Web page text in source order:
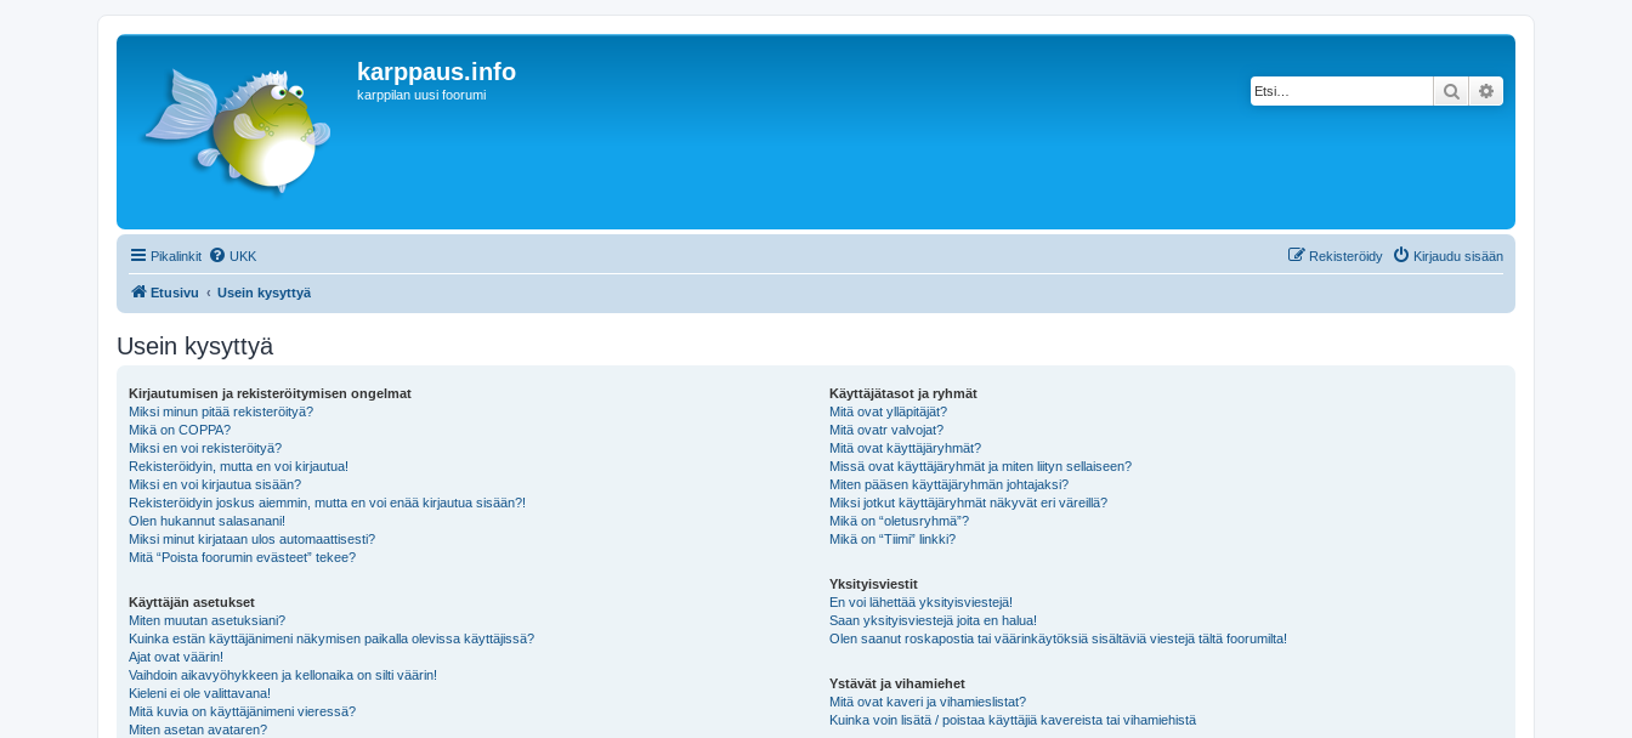
karppaus.info
karppilan uusi foorumi Etsi
Pikalinkit UKK Kirjaudu sisään
Rekisteröidy
Etusivu Usein kysyttyä
Usein kysyttyä
Kirjautumisen ja rekisteröitymisen ongelmat
Miksi minun pitää rekisteröityä?
Mikä on COPPA?
Miksi en voi rekisteröityä?
Rekisteröidyin, mutta en voi kirjautua!
Miksi en voi kirjautua sisään?
Rekisteröidyin joskus aiemmin, mutta en voi enää kirjautua sisään?!
Olen hukannut salasanani!
Miksi minut kirjataan ulos automaattisesti?
Mitä “Poista foorumin evästeet” tekee?
Käyttäjän asetukset
Miten muutan asetuksiani?
Kuinka estän käyttäjänimeni näkymisen paikalla olevissa käyttäjissä?
Ajat ovat väärin!
Vaihdoin aikavyöhykkeen ja kellonaika on silti väärin!
Kieleni ei ole valittavana!
Mitä kuvia on käyttäjänimeni vieressä?
Miten asetan avataren?
Käyttäjätasot ja ryhmät
Mitä ovat ylläpitäjät?
Mitä ovatr valvojat?
Mitä ovat käyttäjäryhmät?
Missä ovat käyttäjäryhmät ja miten liityn sellaiseen?
Miten pääsen käyttäjäryhmän johtajaksi?
Miksi jotkut käyttäjäryhmät näkyvät eri väreillä?
Mikä on “oletusryhmä”?
Mikä on “Tiimi” linkki?
Yksityisviestit
En voi lähettää yksityisviestejä!
Saan yksityisviestejä joita en halua!
Olen saanut roskapostia tai väärinkäytöksiä sisältäviä viestejä tältä foorumilta!
Ystävät ja vihamiehet
Mitä ovat kaveri ja vihamieslistat?
Kuinka voin lisätä / poistaa käyttäjiä kavereista tai vihamiehistä